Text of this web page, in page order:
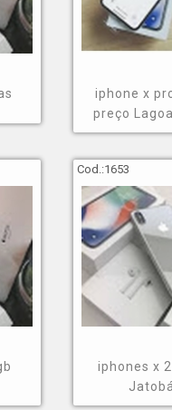
se buscar por quem é
em atender as
GNG Mobile é possível
disposição dos seus
iphone x
preço
Cod.:1653
iphones x
Jatobá